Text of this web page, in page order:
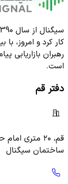
رهبران بازاریابی
است.
دفتر قم
ساختمان سیگنال